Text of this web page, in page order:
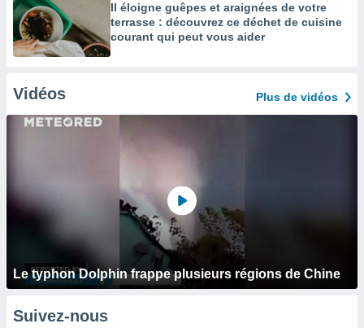
Il éloigne guêpes et araignées de votre
terrasse : découvrez ce déchet de cuisine
courant qui peut vous aider
Vidéos Plus de vidéos
Le typhon Dolphin frappe plusieurs régions de Chine
Suivez-nous